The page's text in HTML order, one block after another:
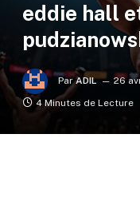
eddie hall
Par ADIL 26
4 Minutes de Lecture